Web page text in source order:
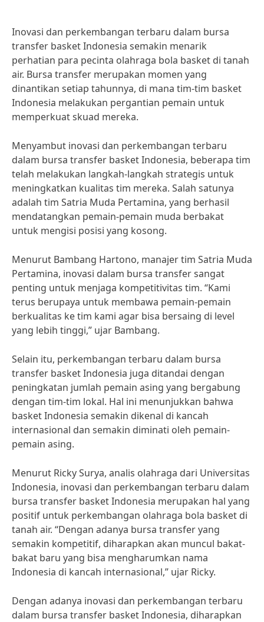
Inovasi dan perkembangan terbaru dalam bursa
transfer basket Indonesia semakin menarik
perhatian para pecinta olahraga bola basket di tanah
air. Bursa transfer merupakan momen yang
dinantikan setiap tahunnya, di mana tim-tim basket
Indonesia melakukan pergantian pemain untuk
memperkuat skuad mereka.
Menyambut inovasi dan perkembangan terbaru
dalam bursa transfer basket Indonesia, beberapa tim
telah melakukan langkah-langkah strategis untuk
meningkatkan kualitas tim mereka. Salah satunya
adalah tim Satria Muda Pertamina, yang berhasil
mendatangkan pemain-pemain muda berbakat
untuk mengisi posisi yang kosong.
Menurut Bambang Hartono, manajer tim Satria Muda
Pertamina, inovasi dalam bursa transfer sangat
penting untuk menjaga kompetitivitas tim. “Kami
terus berupaya untuk membawa pemain-pemain
berkualitas ke tim kami agar bisa bersaing di level
yang lebih tinggi,” ujar Bambang.
Selain itu, perkembangan terbaru dalam bursa
transfer basket Indonesia juga ditandai dengan
peningkatan jumlah pemain asing yang bergabung
dengan tim-tim lokal. Hal ini menunjukkan bahwa
basket Indonesia semakin dikenal di kancah
internasional dan semakin diminati oleh pemain-
pemain asing.
Menurut Ricky Surya, analis olahraga dari Universitas
Indonesia, inovasi dan perkembangan terbaru dalam
bursa transfer basket Indonesia merupakan hal yang
positif untuk perkembangan olahraga bola basket di
tanah air. “Dengan adanya bursa transfer yang
semakin kompetitif, diharapkan akan muncul bakat-
bakat baru yang bisa mengharumkan nama
Indonesia di kancah internasional,” ujar Ricky.
Dengan adanya inovasi dan perkembangan terbaru
dalam bursa transfer basket Indonesia, diharapkan